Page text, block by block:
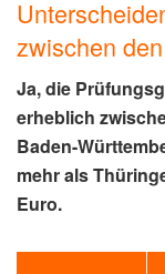
zwischen
Ja, die
erheblich
Baden-
mehr als
Euro.